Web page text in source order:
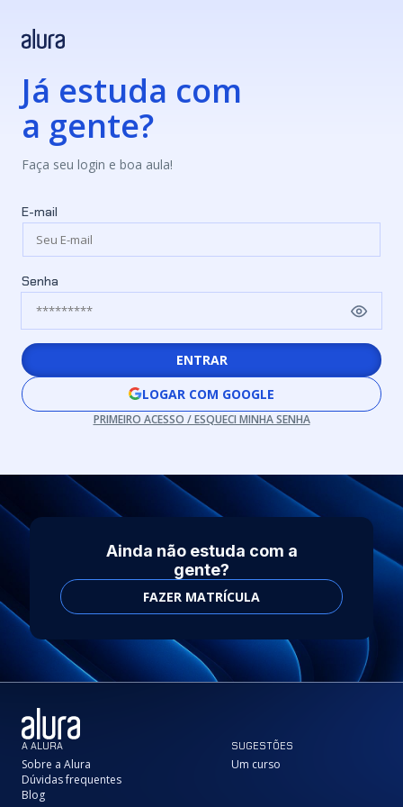
Já estuda com
a gente?
Faça seu login e boa aula!
E-mail
Senha
ENTRAR
LOGAR COM GOOGLE
PRIMEIRO ACESSO / ESQUECI MINHA SENHA
Ainda não estuda com a
gente?
FAZER MATRÍCULA
A ALURA
Sobre a Alura
Dúvidas frequentes
Blog
SUGESTÕES
Um curso